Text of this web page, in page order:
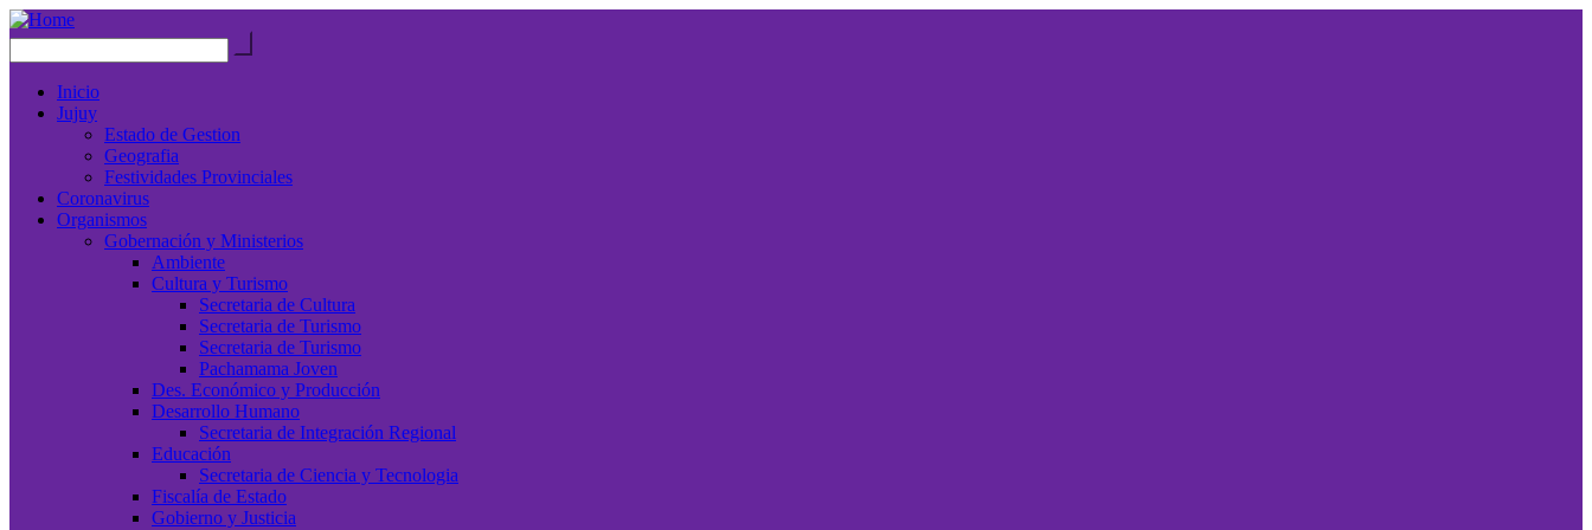
Inicio
Jujuy
Estado de Gestion
Geografia
Festividades Provinciales
Coronavirus
Organismos
Gobernación y Ministerios
Ambiente
Cultura y Turismo
Secretaria de Cultura
Secretaria de Turismo
Secretaria de Turismo
Pachamama Joven
Des. Económico y Producción
Desarrollo Humano
Secretaria de Integración Regional
Educación
Secretaria de Ciencia y Tecnologia
Fiscalía de Estado
Gobierno y Justicia